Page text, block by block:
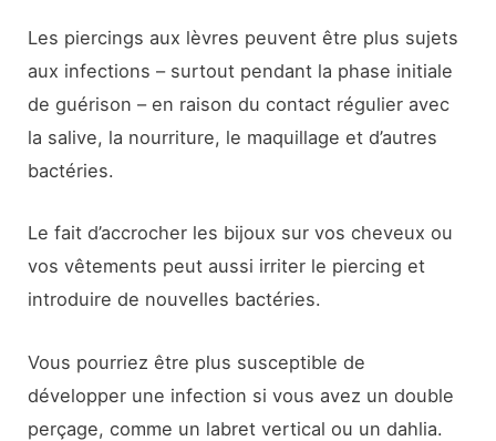
Les piercings aux lèvres peuvent être plus sujets
aux infections – surtout pendant la phase initiale
de guérison – en raison du contact régulier avec
la salive, la nourriture, le maquillage et d’autres
bactéries.
Le fait d’accrocher les bijoux sur vos cheveux ou
vos vêtements peut aussi irriter le piercing et
introduire de nouvelles bactéries.
Vous pourriez être plus susceptible de
développer une infection si vous avez un double
perçage, comme un labret vertical ou un dahlia.